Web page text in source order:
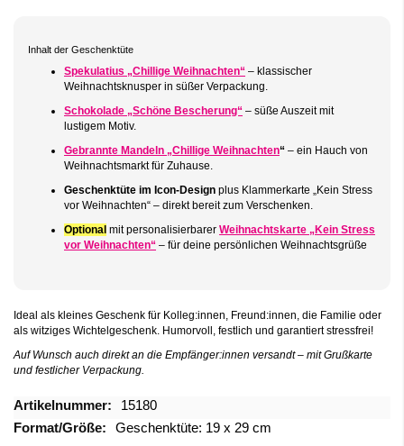
Inhalt der Geschenktüte
Spekulatius „Chillige Weihnachten“ – klassischer
Weihnachtsknusper in süßer Verpackung.
Schokolade „Schöne Bescherung“ – süße Auszeit mit
lustigem Motiv.
Gebrannte Mandeln „Chillige Weihnachten“ – ein Hauch von
Weihnachtsmarkt für Zuhause.
Geschenktüte im Icon-Design plus Klammerkarte „Kein Stress
vor Weihnachten“ – direkt bereit zum Verschenken.
Optional mit personalisierbarer Weihnachtskarte „Kein Stress
vor Weihnachten“ – für deine persönlichen Weihnachtsgrüße
Ideal als kleines Geschenk für Kolleg:innen, Freund:innen, die Familie oder
als witziges Wichtelgeschenk. Humorvoll, festlich und garantiert stressfrei!
Auf Wunsch auch direkt an die Empfänger:innen versandt – mit Grußkarte
und festlicher Verpackung.
Mehr
Informationen
15180
Geschenktüte: 19 x 29 cm